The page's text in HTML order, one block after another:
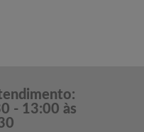
- 13:00 às